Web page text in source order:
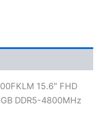
15.6″ FHD
DDR5-4800MHz